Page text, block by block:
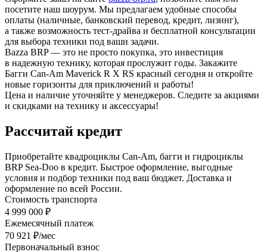
посетите наш шоурум. Мы предлагаем удобные способы
оплаты (наличные, банковский перевод, кредит, лизинг),
а также возможность тест-драйва и бесплатной консультации
для выбора техники под ваши задачи.
Bazza BRP — это не просто покупка, это инвестиция
в надежную технику, которая прослужит годы. Закажите
Багги Can-Am Maverick R X RS красный сегодня и откройте
новые горизонты для приключений и работы!
Цена и наличие уточняйте у менеджеров. Следите за акциями
и скидками на технику и аксессуары!
Рассчитай кредит
Приобретайте квадроциклы Can-Am, багги и гидроциклы
BRP Sea-Doo в кредит. Быстрое оформление, выгодные
условия и подбор техники под ваш бюджет. Доставка и
оформление по всей России.
Стоимость транспорта
4 999 000 ₽
Ежемесячный платеж
70 921 ₽/мес
Первоначальный взнос